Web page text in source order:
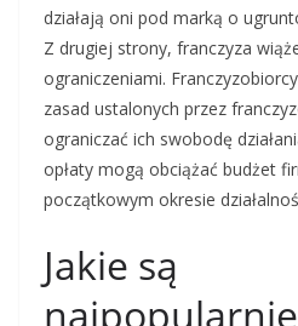
działają oni pod marką o
Z drugiej strony, franczyza
ograniczeniami.
zasad ustalonych przez
ograniczać ich swobodę
opłaty mogą obciążać budżet
początkowym okresie
Jakie są